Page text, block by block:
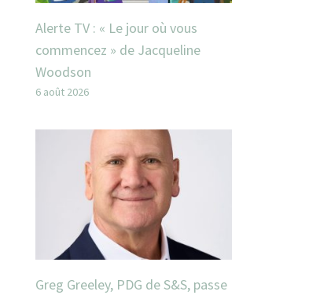
Alerte TV : « Le jour où vous
commencez » de Jacqueline
Woodson
6 août 2026
Greg Greeley, PDG de S&S, passe